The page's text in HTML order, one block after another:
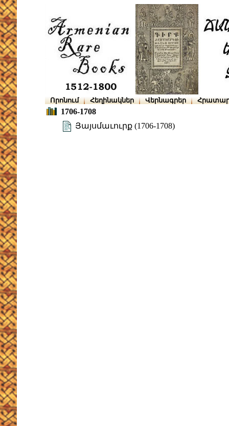
Որոնում Հեղինակներ Վերնագրեր
1706-1708
Յայսմաւուրք (1706-1708)